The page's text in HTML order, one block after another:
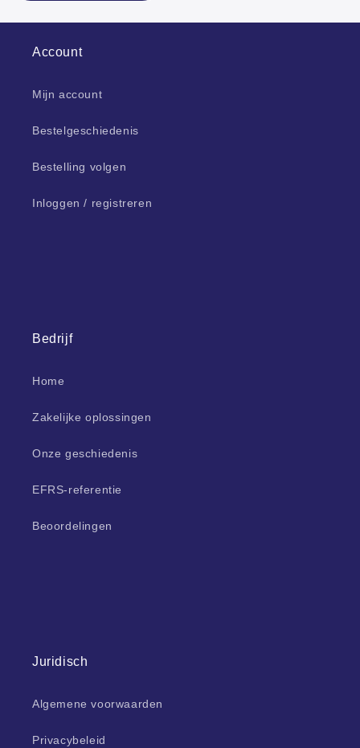
Account
Mijn account
Bestelgeschiedenis
Bestelling volgen
Inloggen / registreren
Bedrijf
Home
Zakelijke oplossingen
Onze geschiedenis
EFRS-referentie
Beoordelingen
Juridisch
Algemene voorwaarden
Privacybeleid